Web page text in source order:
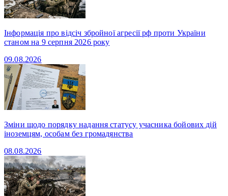
Інформація про відсіч збройної агресії рф проти України
станом на 9 серпня 2026 року
09.08.2026
Зміни щодо порядку надання статусу учасника бойових дій
іноземцям, особам без громадянства
08.08.2026